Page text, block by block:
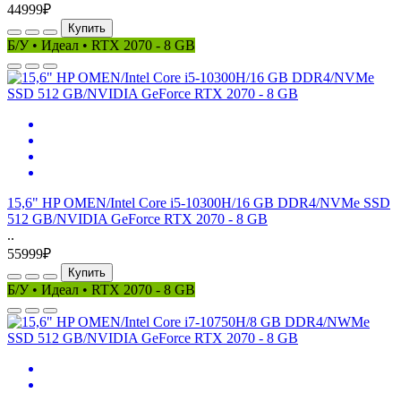
44999₽
Купить
Б/У • Идеал • RTX 2070 - 8 GB
15,6" HP OMEN/Intel Core i5-10300H/16 GB DDR4/NVMe SSD
512 GB/NVIDIA GeForce RTX 2070 - 8 GB
..
55999₽
Купить
Б/У • Идеал • RTX 2070 - 8 GB